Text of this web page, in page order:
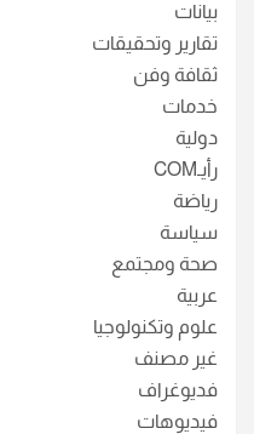
بيانات
تقارير وتحقيقات
ثقافة وفن
خدمات
دولية
رأيـCOM
رياضة
سياسة
صحة ومجتمع
عربية
علوم وتكنولوجيا
غير مصنف
فديوغراف
فيديوهات